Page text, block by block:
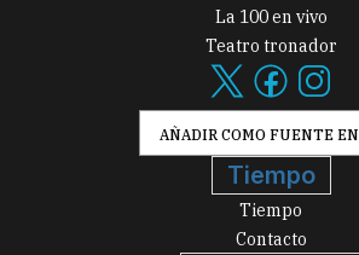
La 100 en vivo
Teatro tronador
AÑADIR COMO FUENTE EN
Tiempo
Tiempo
Contacto